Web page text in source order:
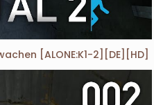
[ALONE:K1-2][DE][HD]